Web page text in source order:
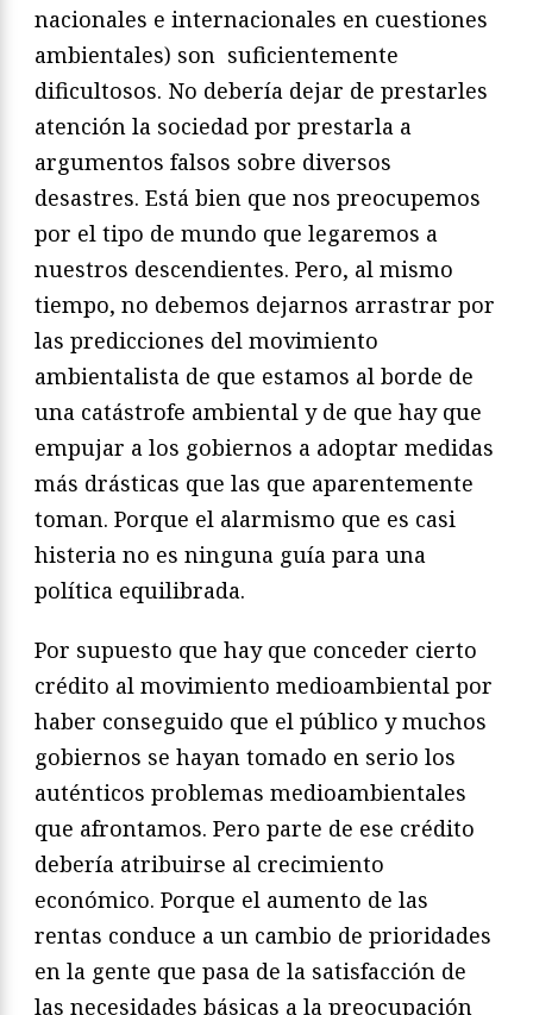
nacionales e internacionales en cuestiones
ambientales) son suficientemente
dificultosos. No debería dejar de prestarles
atención la sociedad por prestarla a
argumentos falsos sobre diversos
desastres. Está bien que nos preocupemos
por el tipo de mundo que legaremos a
nuestros descendientes. Pero, al mismo
tiempo, no debemos dejarnos arrastrar por
las predicciones del movimiento
ambientalista de que estamos al borde de
una catástrofe ambiental y de que hay que
empujar a los gobiernos a adoptar medidas
más drásticas que las que aparentemente
toman. Porque el alarmismo que es casi
histeria no es ninguna guía para una
política equilibrada.
Por supuesto que hay que conceder cierto
crédito al movimiento medioambiental por
haber conseguido que el público y muchos
gobiernos se hayan tomado en serio los
auténticos problemas medioambientales
que afrontamos. Pero parte de ese crédito
debería atribuirse al crecimiento
económico. Porque el aumento de las
rentas conduce a un cambio de prioridades
en la gente que pasa de la satisfacción de
las necesidades básicas a la preocupación